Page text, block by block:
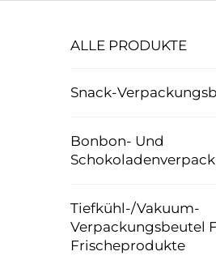
ALLE PRODUKTE
Snack-
Bonbon- Und
Tiefkühl-/Vakuum-
Verpackungsbeutel
Frischeprodukte